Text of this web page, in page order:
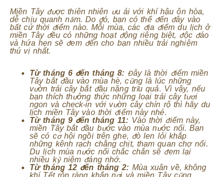
Miền Tây được thiên nhiên ưu ái với khí hậu ôn hòa,
dễ chịu quanh năm. Do đó, bạn có thể đến đây vào
bất cứ thời điểm nào. Mỗi mùa, các địa điểm du lịch ở
miền Tây đều có những hoạt động riêng biệt, độc đáo
và hứa hẹn sẽ đem đến cho bạn nhiều trải nghiệm
thú vị nhất.
Từ tháng 6 đến tháng 8: Đây là thời điểm miền
Tây bắt đầu vào mùa hè, cũng là lúc những
vườn trái cây bắt đầu nặng trĩu quả. Vì vậy, nếu
bạn thích thưởng thức những loại trái cây tươi
ngon và check-in với vườn cây chín rộ thì hãy du
lịch miền Tây vào thời điểm này nhé.
Từ tháng 9 đến tháng 11: Vào thời điểm này,
miền Tây bắt đầu bước vào mùa nước nổi. Bạn
sẽ có cơ hội ngồi trên ghe, đò len lỏi khắp
những kênh rạch chằng chịt, tham quan chợ nổi.
Du lịch mùa nước nổi chắc chắn sẽ đem lại
nhiều kỷ niệm đáng nhớ.
Từ tháng 12 đến tháng 2: Mùa xuân về, không
khí Tết rộn ràng khắp nơi và miền Tây cũng